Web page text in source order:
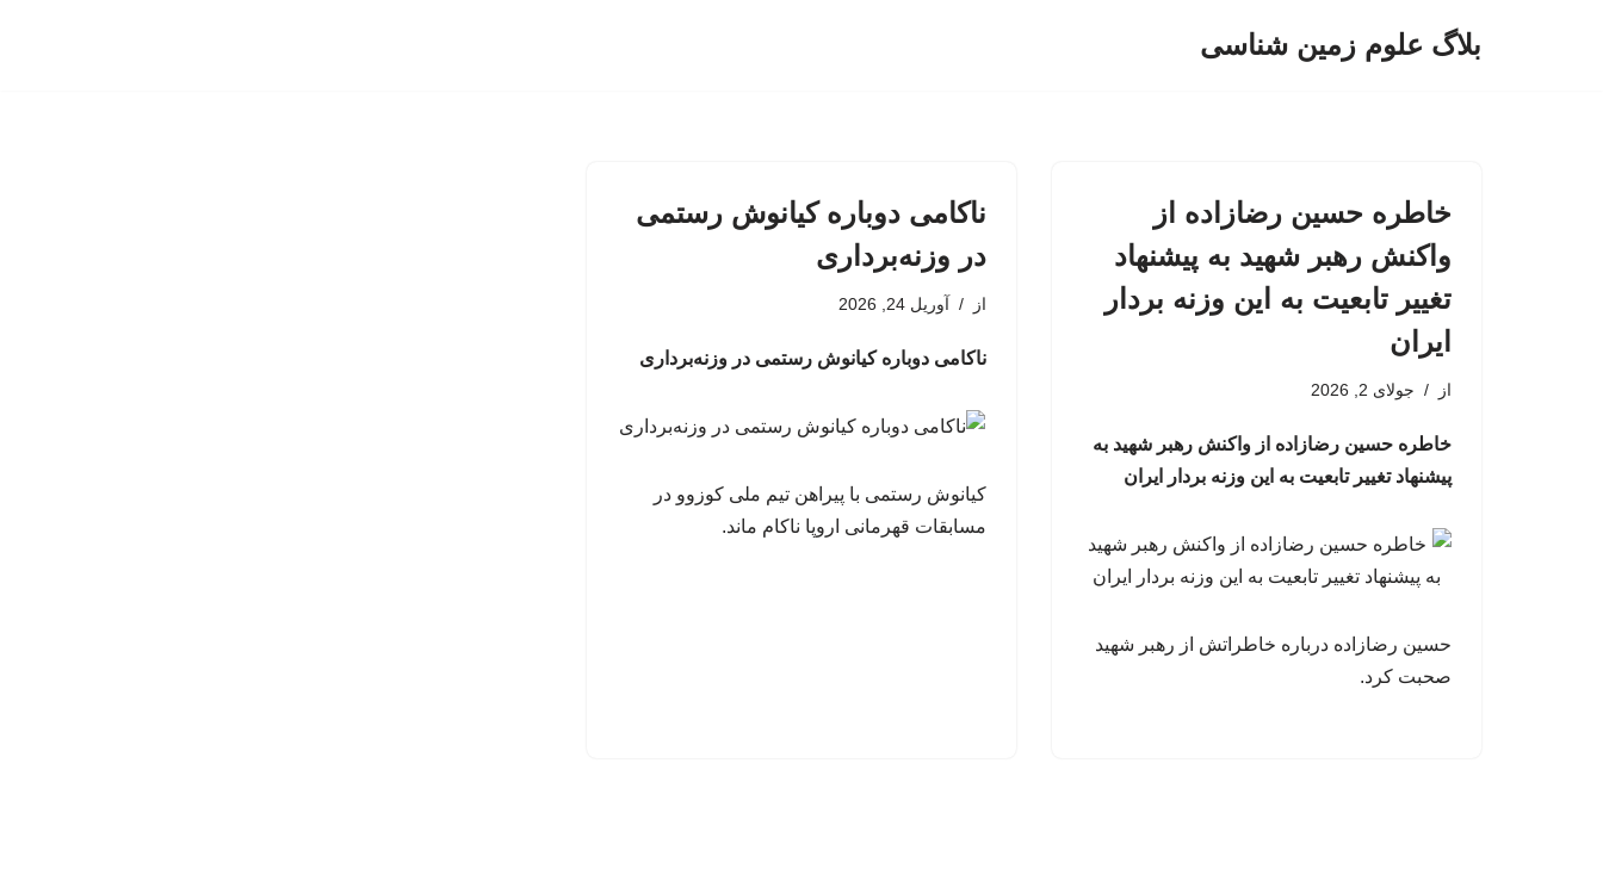
بلاگ علوم زمین شناسی
خاطره حسین رضازاده از
واکنش رهبر شهید به پیشنهاد
تغییر تابعیت به این وزنه بردار
ایران
از جولای 2, 2026
خاطره حسین رضازاده از واکنش رهبر شهید به
پیشنهاد تغییر تابعیت به این وزنه بردار ایران
حسین رضازاده درباره خاطراتش از رهبر شهید
صحبت کرد.
ناکامی دوباره کیانوش رستمی
در وزنه‌برداری
از آوریل 24, 2026
ناکامی دوباره کیانوش رستمی در وزنه‌برداری
کیانوش رستمی با پیراهن تیم ملی کوزوو در
مسابقات قهرمانی اروپا ناکام ماند.